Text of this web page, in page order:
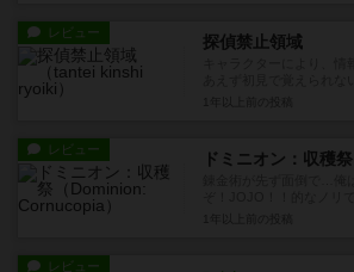
レビュー 探偵禁止領域
レビュー ドミニオン：収穫祭
レビュー